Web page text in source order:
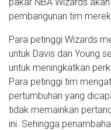
pembangunan tim
Para petinggi Wizards
untuk Davis dan Young
untuk meningkatkan
Para petinggi tim
pertumbuhan yang
tidak memainkan
ini. Sehingga